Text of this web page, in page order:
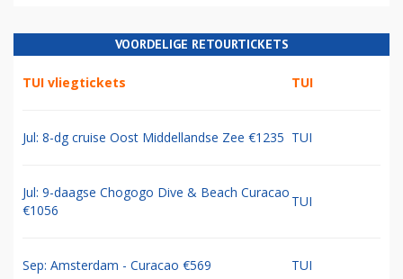
VOORDELIGE RETOURTICKETS
TUI vliegtickets TUI
Jul: 8-dg cruise Oost Middellandse Zee €1235 TUI
Jul: 9-daagse Chogogo Dive & Beach Curacao
€1056
TUI
Sep: Amsterdam - Curacao €569 TUI